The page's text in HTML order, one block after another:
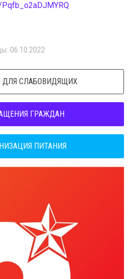
06.10.2022
ДЛЯ СЛАБОВИДЯЩИХ
ГРАЖДАН
ПИТАНИЯ